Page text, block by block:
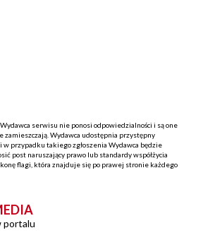
serwisu nie ponosi odpowiedzialności i są one
zamieszczają. Wydawca udostępnia przystępny
w przypadku takiego zgłoszenia Wydawca będzie
post naruszający prawo lub standardy współżycia
flagi, która znajduje się po prawej stronie każdego
portalu